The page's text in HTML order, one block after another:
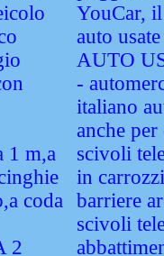
1 m,a
coda
2
YouCar,
auto
AUTO
-
italiano
anche
scivoli
in
barriere
scivoli